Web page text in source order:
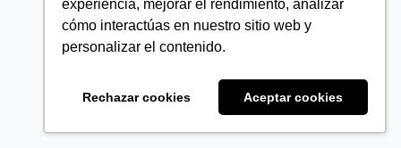
experiencia, mejorar el rendimiento, analizar
cómo interactúas en nuestro sitio web y
personalizar el contenido.
Rechazar cookies Aceptar cookies